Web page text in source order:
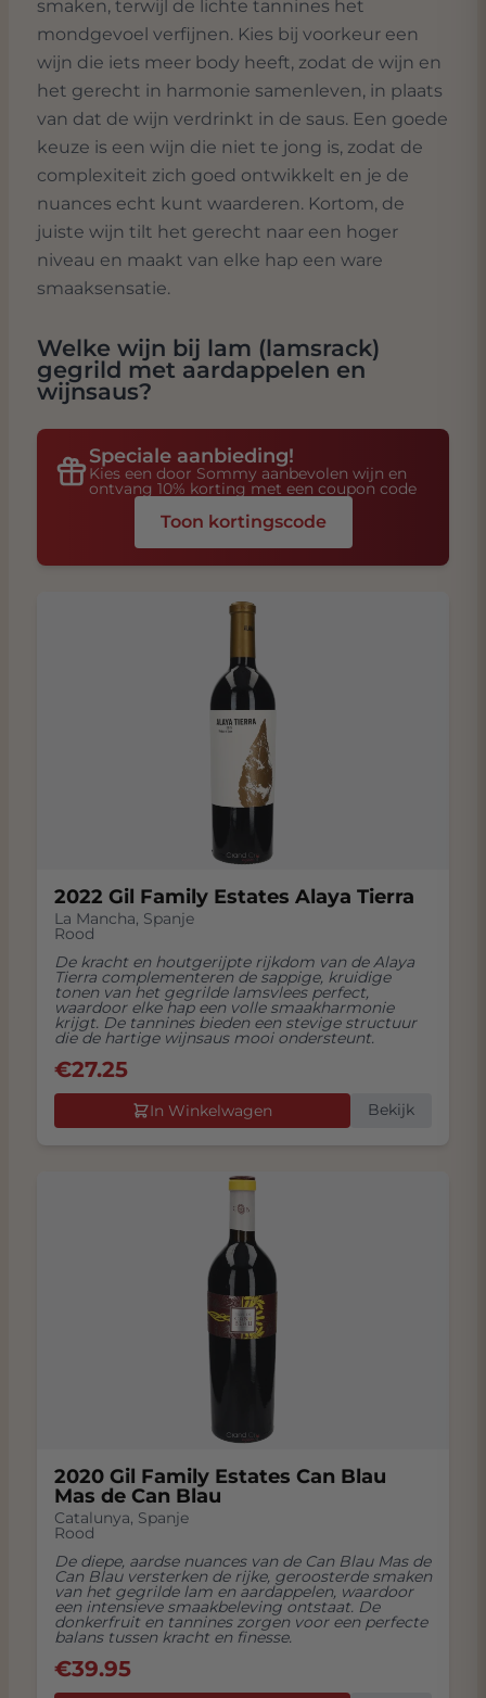
smaken, terwijl de lichte tannines het
mondgevoel verfijnen. Kies bij voorkeur een
wijn die iets meer body heeft, zodat de wijn en
het gerecht in harmonie samenleven, in plaats
van dat de wijn verdrinkt in de saus. Een goede
keuze is een wijn die niet te jong is, zodat de
complexiteit zich goed ontwikkelt en je de
nuances echt kunt waarderen. Kortom, de
juiste wijn tilt het gerecht naar een hoger
niveau en maakt van elke hap een ware
smaaksensatie.
Welke wijn bij lam (lamsrack)
gegrild met aardappelen en
wijnsaus?
Speciale aanbieding!
Kies een door Sommy aanbevolen wijn en
ontvang 10% korting met een coupon code
Toon kortingscode
2022 Gil Family Estates Alaya Tierra
La Mancha, Spanje
Rood
De kracht en houtgerijpte rijkdom van de Alaya
Tierra complementeren de sappige, kruidige
tonen van het gegrilde lamsvlees perfect,
waardoor elke hap een volle smaakharmonie
krijgt. De tannines bieden een stevige structuur
die de hartige wijnsaus mooi ondersteunt.
€27.25
In Winkelwagen Bekijk
2020 Gil Family Estates Can Blau
Mas de Can Blau
Catalunya, Spanje
Rood
De diepe, aardse nuances van de Can Blau Mas de
Can Blau versterken de rijke, geroosterde smaken
van het gegrilde lam en aardappelen, waardoor
een intensieve smaakbeleving ontstaat. De
donkerfruit en tannines zorgen voor een perfecte
balans tussen kracht en finesse.
€39.95